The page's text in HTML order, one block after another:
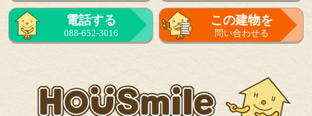
来店予約
をする
電話する
088-652-3016
この建物を
問い合わせる